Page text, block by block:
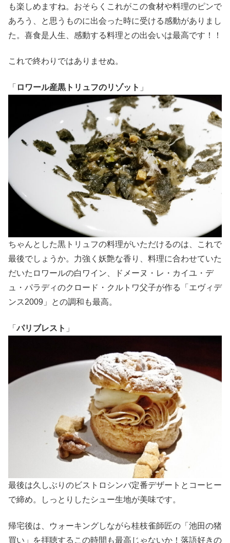
も楽しめますね。おそらくこれがこの食材や料理のピンで
あろう、と思うものに出会った時に受ける感動がありまし
た。喜食是人生、感動する料理との出会いは最高です！！
これで終わりではありませぬ。
「 ロワール産黒トリュフのリゾット 」
ちゃんとした黒トリュフの料理がいただけるのは、これで
最後でしょうか。力強く妖艶な香り、料理に合わせていた
だいたロワールの白ワイン、ドメーヌ・レ・カイユ・デ
ュ・パラディのクロード・クルトワ父子が作る「エヴィデ
ンス2009」との調和も最高。
「パリブレスト 」
最後は久しぶりのビストロシンバ定番デザートとコーヒー
で締め。しっとりしたシュー生地が美味です。
帰宅後は、ウォーキングしながら桂枝雀師匠の「池田の猪
買い」を拝聴するこの時間も最高じゃないか！落語好きの